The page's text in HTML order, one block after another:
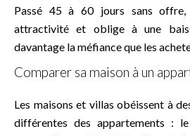
Passé 45 à 60 jours sans
attractivité et oblige à une
davantage la méfiance que les
Comparer sa maison à un
Les maisons et villas obéissent à
différentes des appartements :